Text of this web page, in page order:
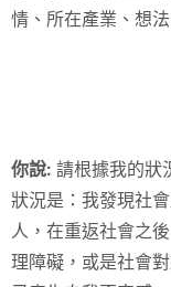
情、所在產業、想
你說: 請根據我的狀
狀況是：我發現社
人，在重返社會之
理障礙，或是社會